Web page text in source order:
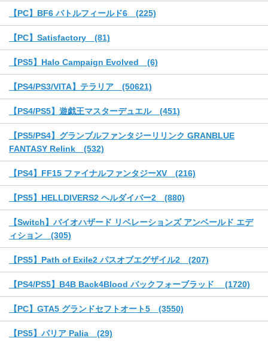
【PC】BF6 バトルフィールド6 (225)
【PC】Satisfactory (81)
【PS5】Halo Campaign Evolved (6)
【PS4/PS3/VITA】テラリア (50621)
【PS4/PS5】遊戯王マスターデュエル (451)
【PS5/PS4】グランブルファンタジーリリンク GRANBLUE
FANTASY Relink (532)
【PS4】FF15 ファイナルファンタジーXV (216)
【PS5】HELLDIVERS2 ヘルダイバー2 (880)
【Switch】バイオハザード リベレーションズ アンベールド エデ
ィション (305)
【PS5】Path of Exile2 パスオブエグザイル2 (207)
【PS4/PS5】B4B Back4Blood バックフォーブラッド (1720)
【PC】GTA5 グランドセフトオート5 (3550)
【PS5】パリア Palia (29)